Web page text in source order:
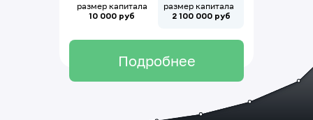
размер капитала
10 000 руб
размер капитала
2 100 000 руб
Подробнее